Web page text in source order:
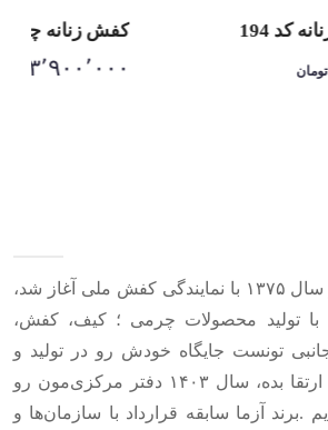
کد 194
تومان
کفش زنانه چرمی
۳٬۹۰۰٬۰۰۰
فعالیت ما در اهواز از سال ۱۳۷۵ با نمایندگی کفش ملی آغاز شد،
آزما با تولید محصولات چرمی ؛ کیف، کفش،
تونست جایگاه خودش رو در تولید و
صنعت خرده فروشی ارتقا بده، سال ۱۴۰۳ دفتر مرکزی‌مون رو
.برند آزما سابقه قرارداد با سازمان‌ها و